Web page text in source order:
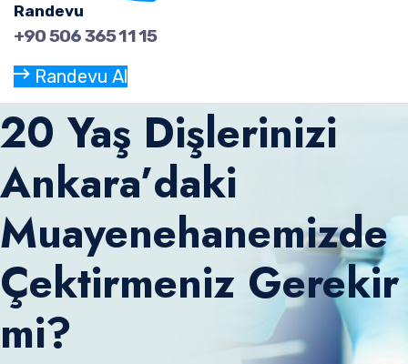
Randevu
+90 506 365 11 15
Randevu Al
20 Yaş Dişlerinizi
Ankara’daki
Muayenehanemizde
Çektirmeniz Gerekir
mi?